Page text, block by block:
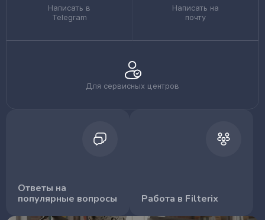
Написать в
Telegram
Написать на
почту
Для сервисных центров
Ответы на
популярные вопросы
Работа в Filterix